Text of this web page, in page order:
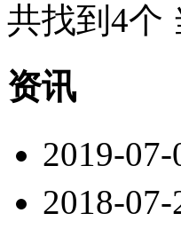
共找到4个
资讯
2019-07-
2018-07-